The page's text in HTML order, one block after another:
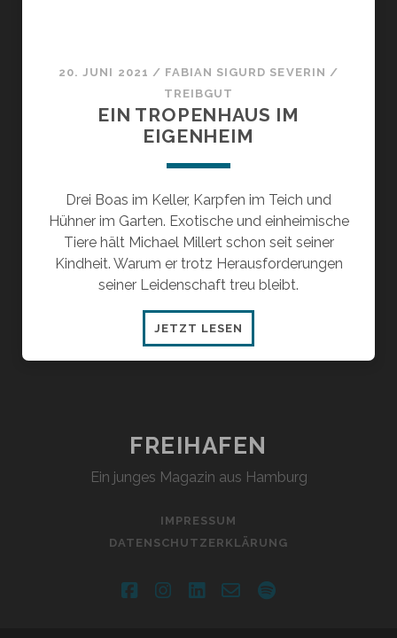
20. JUNI 2021 / FABIAN SIGURD SEVERIN /
TREIBGUT
EIN TROPENHAUS IM
EIGENHEIM
Drei Boas im Keller, Karpfen im Teich und
Hühner im Garten. Exotische und einheimische
Tiere hält Michael Millert schon seit seiner
Kindheit. Warum er trotz Herausforderungen
seiner Leidenschaft treu bleibt.
JETZT LESEN
TROPENHAUS
FREIHAFEN
Ein junges Magazin aus Hamburg
IMPRESSUM
DATENSCHUTZERKLÄRUNG
facebookinstagram
linkedin
email-spotify